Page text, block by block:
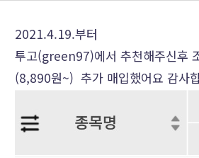
2021.4.19.부터
투고(green97)에서 추천해주신후
(8,890원~) 추가 매입했어요 감사